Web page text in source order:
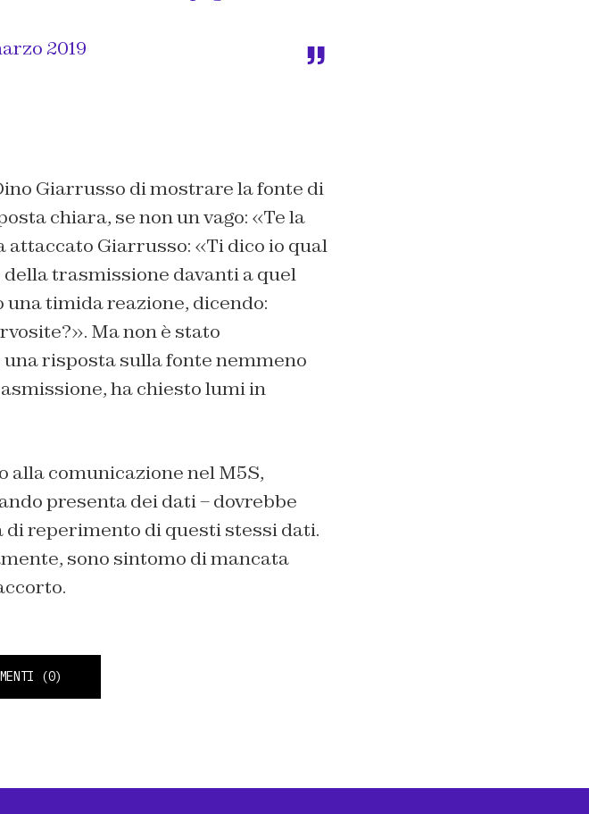
2019
Giarrusso di mostrare la fonte di
chiara, se non un vago: «Te la
attaccato Giarrusso: «Ti dico io qual
della trasmissione davanti a quel
timida reazione, dicendo:
Ma non è stato
risposta sulla fonte nemmeno
ha chiesto lumi in
alla comunicazione nel M5S,
presenta dei dati – dovrebbe
reperimento di questi stessi dati.
sono sintomo di mancata
(0)